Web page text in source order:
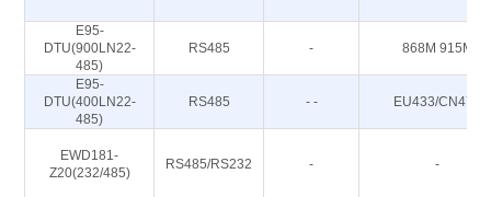
E95-
DTU(900LN22-
485)
RS485 - 868M 915M
E95-
DTU(400LN22-
485)
RS485 - - EU433/CN470
EWD181-
Z20(232/485)
RS485/RS232 - -